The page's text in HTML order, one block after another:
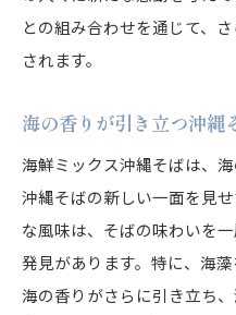
との組み合わせを通じて、
されます。
海の香りが引き立つ沖縄
海鮮ミックス沖縄そばは、
沖縄そばの新しい一面を見
な風味は、そばの味わいを
発見があります。特に、海藻
海の香りがさらに引き立ち